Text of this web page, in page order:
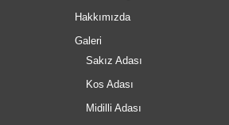
Hakkımızda
Galeri
Sakız Adası
Kos Adası
Midilli Adası